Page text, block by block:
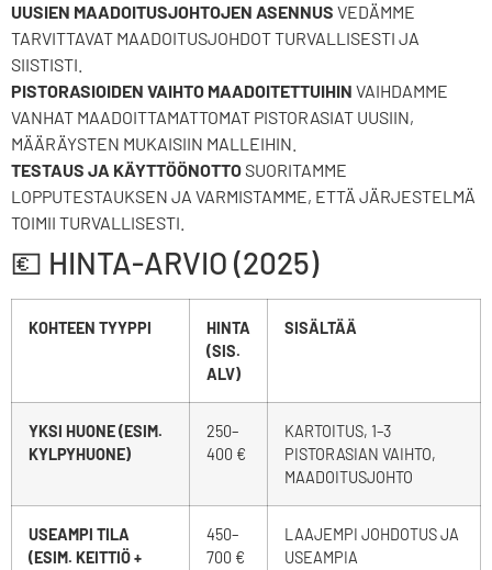
UUSIEN MAADOITUSJOHTOJEN ASENNUS VEDÄMME
TARVITTAVAT MAADOITUSJOHDOT TURVALLISESTI JA
SIISTISTI.
PISTORASIOIDEN VAIHTO MAADOITETTUIHIN VAIHDAMME
VANHAT MAADOITTAMATTOMAT PISTORASIAT UUSIIN,
MÄÄRÄYSTEN MUKAISIIN MALLEIHIN.
TESTAUS JA KÄYTTÖÖNOTTOSUORITAMME
LOPPUTESTAUKSEN JA VARMISTAMME, ETTÄ JÄRJESTELMÄ
TOIMII TURVALLISESTI.
💶 HINTA-ARVIO (2025)
KOHTEEN TYYPPI
HINTA
(SIS.
ALV)
SISÄLTÄÄ
YKSI HUONE (ESIM.
KYLPYHUONE)
250–
400 €
KARTOITUS, 1–3
PISTORASIAN VAIHTO,
MAADOITUSJOHTO
USEAMPI TILA
(ESIM. KEITTIÖ +
450–
700 €
LAAJEMPI JOHDOTUS JA
USEAMPIA